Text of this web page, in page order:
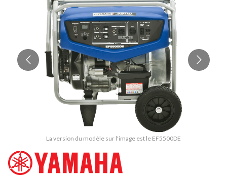
La version du modèle sur l'image est le EF5500DE